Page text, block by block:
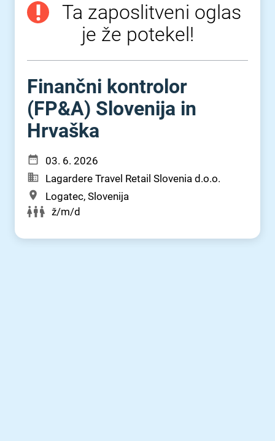
Ta zaposlitveni oglas
je že potekel!
Finančni kontrolor
(FP&A) Slovenija in
Hrvaška
03. 6. 2026
Lagardere Travel Retail Slovenia d.o.o.
Logatec, Slovenija
ž/m/d